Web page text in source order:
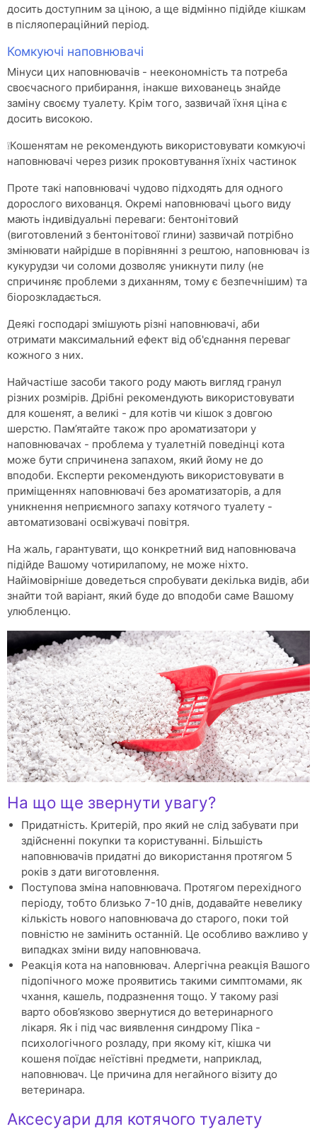
досить доступним за ціною, а ще відмінно підійде кішкам
в післяопераційний період.
Комкуючі наповнювачі
Мінуси цих наповнювачів - неекономність та потреба
своєчасного прибирання, інакше вихованець знайде
заміну своєму туалету. Крім того, зазвичай їхня ціна є
досить високою.
❕Кошенятам не рекомендують використовувати комкуючі
наповнювачі через ризик проковтування їхніх частинок
Проте такі наповнювачі чудово підходять для одного
дорослого вихованця. Окремі наповнювачі цього виду
мають індивідуальні переваги: бентонітовий
(виготовлений з бентонітової глини) зазвичай потрібно
змінювати найрідше в порівнянні з рештою, наповнювач із
кукурудзи чи соломи дозволяє уникнути пилу (не
спричиняє проблеми з диханням, тому є безпечнішим) та
біорозкладається.
Деякі господарі змішують різні наповнювачі, аби
отримати максимальний ефект від об'єднання переваг
кожного з них.
Найчастіше засоби такого роду мають вигляд гранул
різних розмірів. Дрібні рекомендують використовувати
для кошенят, а великі - для котів чи кішок з довгою
шерстю. Пам’ятайте також про ароматизатори у
наповнювачах - проблема у туалетній поведінці кота
може бути спричинена запахом, який йому не до
вподоби. Експерти рекомендують використовувати в
приміщеннях наповнювачі без ароматизаторів, а для
уникнення неприємного запаху котячого туалету -
автоматизовані освіжувачі повітря.
На жаль, гарантувати, що конкретний вид наповнювача
підійде Вашому чотирилапому, не може ніхто.
Найімовірніше доведеться спробувати декілька видів, аби
знайти той варіант, який буде до вподоби саме Вашому
улюбленцю.
На що ще звернути увагу?
Придатність. Критерій, про який не слід забувати при
здійсненні покупки та користуванні. Більшість
наповнювачів придатні до використання протягом 5
років з дати виготовлення.
Поступова зміна наповнювача. Протягом перехідного
періоду, тобто близько 7-10 днів, додавайте невелику
кількість нового наповнювача до старого, поки той
повністю не замінить останній. Це особливо важливо у
випадках зміни виду наповнювача.
Реакція кота на наповнювач. Алергічна реакція Вашого
підопічного може проявитись такими симптомами, як
чхання, кашель, подразнення тощо. У такому разі
варто обов’язково звернутися до ветеринарного
лікаря. Як і під час виявлення синдрому Піка -
психологічного розладу, при якому кіт, кішка чи
кошеня поїдає неїстівні предмети, наприклад,
наповнювач. Це причина для негайного візиту до
ветеринара.
Аксесуари для котячого туалету